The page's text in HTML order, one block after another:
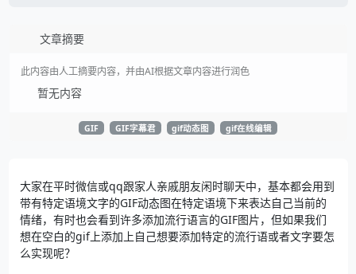
文章摘要
此内容由人工摘要内容，并由AI根据文章内容进行润色
暂无内容
GIF GIF字幕君 gif动态图 gif在线编辑
大家在平时微信或qq跟家人亲戚朋友闲时聊天中，基本都会用到
带有特定语境文字的GIF动态图在特定语境下来表达自己当前的
情绪，有时也会看到许多添加流行语言的GIF图片，但如果我们
想在空白的gif上添加上自己想要添加特定的流行语或者文字要怎
么实现呢？